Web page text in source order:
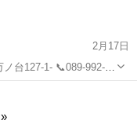
2月17日